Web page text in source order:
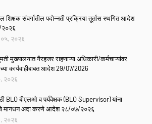
शिक्षक संवर्गातील पदोन्नती प्रक्रिया तूर्तास स्थगित आदेश
२०२६
मुख्यालयात गैरहजर राहणाऱ्या अधिकारी/कर्मचाऱ्यांवर
कार्यवाहीबाबत आदेश 29/07/2026
२०२६
BLO बीएलओ व पर्यवेक्षक (BLO Supervisor) यांना
मानधन अदा करणे आदेश २८/०७/२०२६
२०२६